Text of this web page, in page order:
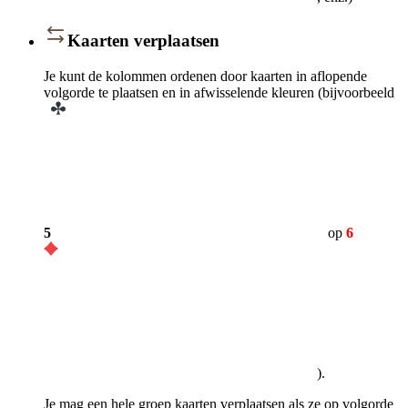
Kaarten verplaatsen
Je kunt de kolommen ordenen door kaarten in aflopende
volgorde te plaatsen en in afwisselende kleuren (bijvoorbeeld
5 op 6
).
Je mag een hele groep kaarten verplaatsen als ze op volgorde